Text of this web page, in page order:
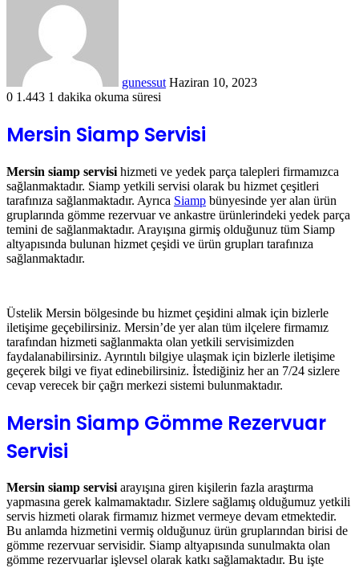
gunessut Haziran 10, 2023
0 1.443 1 dakika okuma süresi
Mersin Siamp Servisi
Mersin siamp servisi hizmeti ve yedek parça talepleri firmamızca
sağlanmaktadır. Siamp yetkili servisi olarak bu hizmet çeşitleri
tarafınıza sağlanmaktadır. Ayrıca Siamp bünyesinde yer alan ürün
gruplarında gömme rezervuar ve ankastre ürünlerindeki yedek parça
temini de sağlanmaktadır. Arayışına girmiş olduğunuz tüm Siamp
altyapısında bulunan hizmet çeşidi ve ürün grupları tarafınıza
sağlanmaktadır.
Üstelik Mersin bölgesinde bu hizmet çeşidini almak için bizlerle
iletişime geçebilirsiniz. Mersin’de yer alan tüm ilçelere firmamız
tarafından hizmeti sağlanmakta olan yetkili servisimizden
faydalanabilirsiniz. Ayrıntılı bilgiye ulaşmak için bizlerle iletişime
geçerek bilgi ve fiyat edinebilirsiniz. İstediğiniz her an 7/24 sizlere
cevap verecek bir çağrı merkezi sistemi bulunmaktadır.
Mersin Siamp Gömme Rezervuar
Servisi
Mersin siamp servisiarayışına giren kişilerin fazla araştırma
yapmasına gerek kalmamaktadır. Sizlere sağlamış olduğumuz yetkili
servis hizmeti olarak firmamız hizmet vermeye devam etmektedir.
Bu anlamda hizmetini vermiş olduğunuz ürün gruplarından birisi de
gömme rezervuar servisidir. Siamp altyapısında sunulmakta olan
gömme rezervuarlar işlevsel olarak katkı sağlamaktadır. Bu işte